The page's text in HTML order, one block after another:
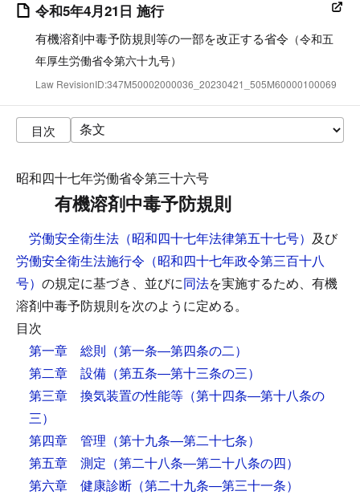
令和5年4月21日 施行
有機溶剤中毒予防規則等の一部を改正する省令 （令和五
年厚生労働省令第六十九号）
Law RevisionID:347M50002000036_20230421_505M60000100069
目次
昭和四十七年労働省令第三十六号
有機溶剤中毒予防規則
労働安全衛生法（昭和四十七年法律第五十七号） 及び
労働安全衛生法施行令（昭和四十七年政令第三百十八
号） の規定に基づき、並びに同法を実施するため、有機
溶剤中毒予防規則を次のように定める。
目次
第一章 総則 （第一条―第四条の二）
第二章 設備 （第五条―第十三条の三）
第三章 換気装置の性能等 （第十四条―第十八条の
三）
第四章 管理 （第十九条―第二十七条）
第五章 測定 （第二十八条―第二十八条の四）
第六章 健康診断 （第二十九条―第三十一条）